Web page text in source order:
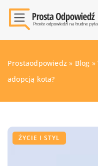
Prostaodpowiedz » Blog »
adopcją kota?
ŻYCIE I STYL